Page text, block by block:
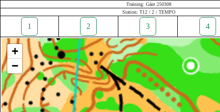
Training: Gánt 250308
Station: T12 / 2 / TEMPO
1 2 3 4
+
−